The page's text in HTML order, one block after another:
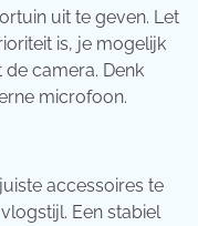
uit te geven. Let
is, je mogelijk
camera. Denk
microfoon.
accessoires te
Een stabiel